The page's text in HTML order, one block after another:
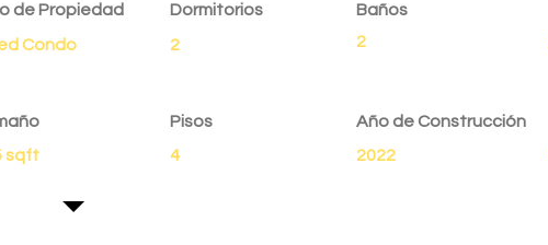
de Propiedad Dormitorios Baños
Pisos Año de Construcción
Condo 2 2
sqft 4 2022